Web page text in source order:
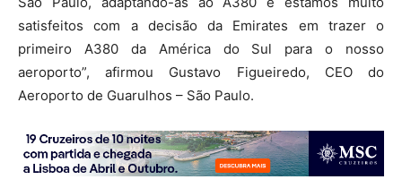
satisfeitos com a decisão da Emirates em trazer o
primeiro A380 da América do Sul para o nosso
aeroporto”, afirmou Gustavo Figueiredo, CEO do
Aeroporto de Guarulhos – São Paulo.